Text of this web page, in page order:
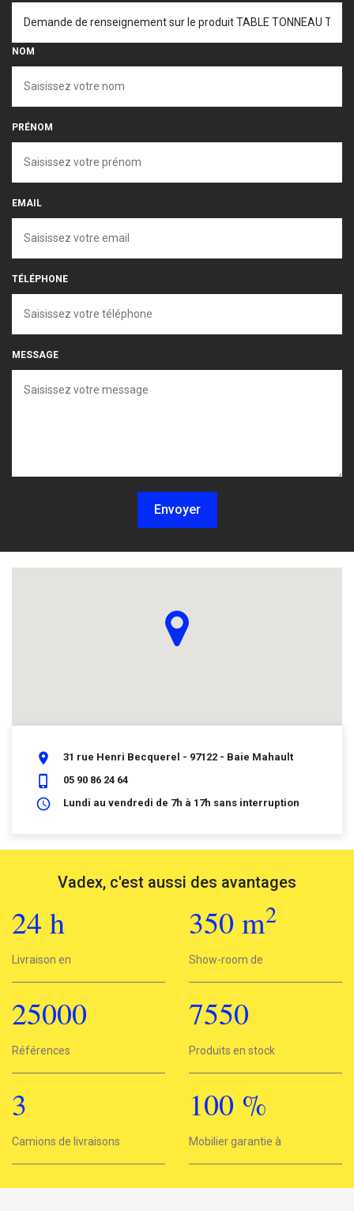
NOM
PRÉNOM
EMAIL
TÉLÉPHONE
MESSAGE
Envoyer
place 31 rue Henri Becquerel - 97122 - Baie Mahault
phone_iphone 05 90 86 24 64
schedule Lundi au vendredi de 7h à 17h sans interruption
Vadex, c'est aussi des avantages
24 h
Livraison en
350 m2
Show-room de
25000
25000
Références
7550
7550
Produits en stock
3
3
Camions de livraisons
100 %
Mobilier garantie à